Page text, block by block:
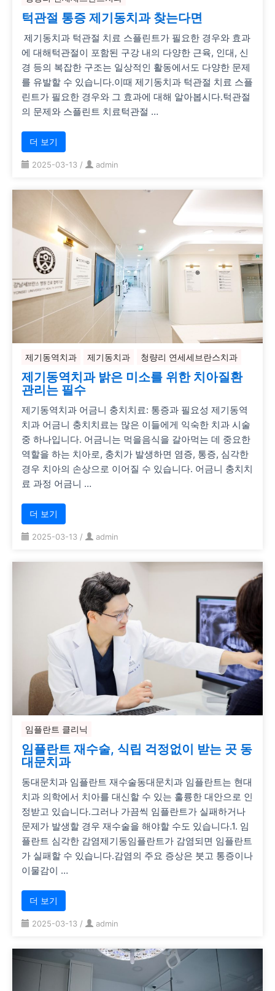
턱관절 통증 제기동치과 찾는다면
제기동치과 턱관절 치료 스플린트가 필요한 경우와 효과
에 대해턱관절이 포함된 구강 내의 다양한 근육, 인대, 신
경 등의 복잡한 구조는 일상적인 활동에서도 다양한 문제
를 유발할 수 있습니다.이때 제기동치과 턱관절 치료 스플
린트가 필요한 경우와 그 효과에 대해 알아봅시다.턱관절
의 문제와 스플린트 치료턱관절 …
더 보기
2025-03-13 / admin
제기동역치과 제기동치과 청량리 연세세브란스치과
제기동역치과 밝은 미소를 위한 치아질환
관리는 필수
제기동역치과 어금니 충치치료: 통증과 필요성 제기동역
치과 어금니 충치치료는 많은 이들에게 익숙한 치과 시술
중 하나입니다. 어금니는 먹을음식을 갈아먹는 데 중요한
역할을 하는 치아로, 충치가 발생하면 염증, 통증, 심각한
경우 치아의 손상으로 이어질 수 있습니다. 어금니 충치치
료 과정 어금니 …
더 보기
2025-03-13 / admin
임플란트 클리닉
임플란트 재수술, 식립 걱정없이 받는 곳 동
대문치과
동대문치과 임플란트 재수술동대문치과 임플란트는 현대
치과 의학에서 치아를 대신할 수 있는 훌륭한 대안으로 인
정받고 있습니다.그러나 가끔씩 임플란트가 실패하거나
문제가 발생할 경우 재수술을 해야할 수도 있습니다.1. 임
플란트 심각한 감염제기동임플란트가 감염되면 임플란트
가 실패할 수 있습니다.감염의 주요 증상은 붓고 통증이나
이물감이 …
더 보기
2025-03-13 / admin